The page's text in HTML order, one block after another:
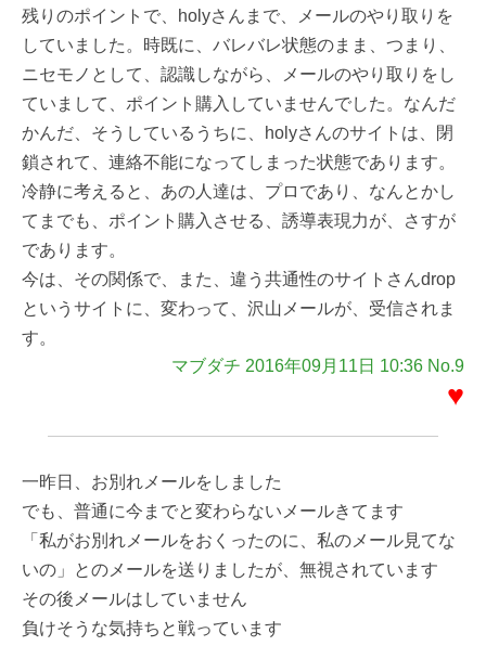
残りのポイントで、holyさんまで、メールのやり取りを
していました。時既に、バレバレ状態のまま、つまり、
ニセモノとして、認識しながら、メールのやり取りをし
ていまして、ポイント購入していませんでした。なんだ
かんだ、そうしているうちに、holyさんのサイトは、閉
鎖されて、連絡不能になってしまった状態であります。
冷静に考えると、あの人達は、プロであり、なんとかし
てまでも、ポイント購入させる、誘導表現力が、さすが
であります。
今は、その関係で、また、違う共通性のサイトさんdrop
というサイトに、変わって、沢山メールが、受信されま
す。
マブダチ 2016年09月11日 10:36 No.9
♥
一昨日、お別れメールをしました
でも、普通に今までと変わらないメールきてます
「私がお別れメールをおくったのに、私のメール見てな
いの」とのメールを送りましたが、無視されています
その後メールはしていません
負けそうな気持ちと戦っています